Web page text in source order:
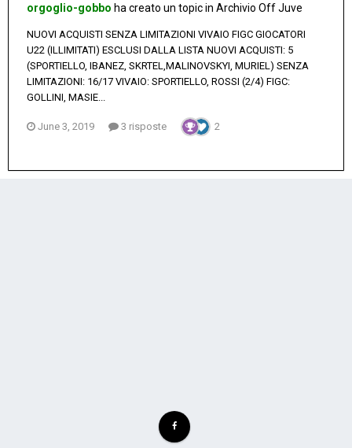
orgoglio-gobbo ha creato un topic in Archivio Off Juve
NUOVI ACQUISTI SENZA LIMITAZIONI VIVAIO FIGC GIOCATORI
U22 (ILLIMITATI) ESCLUSI DALLA LISTA NUOVI ACQUISTI: 5
(SPORTIELLO, IBANEZ, SKRTEL,MALINOVSKYI, MURIEL) SENZA
LIMITAZIONI: 16/17 VIVAIO: SPORTIELLO, ROSSI (2/4) FIGC:
GOLLINI, MASIE...
June 3, 2019 3 risposte 2